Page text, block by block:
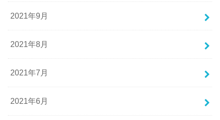
2021年9月
2021年8月
2021年7月
2021年6月